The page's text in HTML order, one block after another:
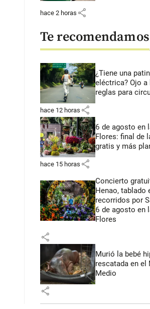
hace 2 horas share
Te recomendamos
¿Tiene una
eléctrica? Ojo a
reglas para
hace 12 horas share
6 de agosto en
Flores: final de
gratis y más
hace 15 horas share
Concierto
Henao, tablado
recorridos por
6 de agosto en
Flores
share
Murió la bebé
rescatada en el
Medio
share